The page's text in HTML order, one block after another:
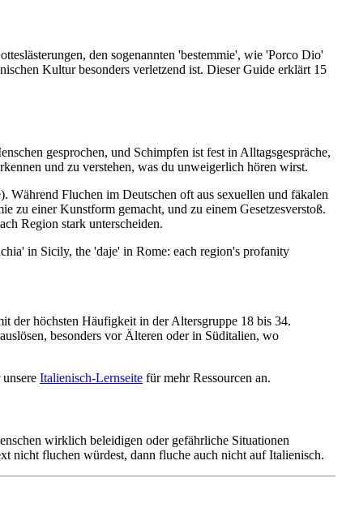
den sogenannten 'bestemmie', wie 'Porco Dio'
Kultur besonders verletzend ist. Dieser Guide erklärt 15
gesprochen, und Schimpfen ist fest in Alltagsgespräche,
und zu verstehen, was du unweigerlich hören wirst.
Während Fluchen im Deutschen oft aus sexuellen und fäkalen
zu einer Kunstform gemacht, und zu einem Gesetzesverstoß.
Region stark unterscheiden.
in Sicily, the 'daje' in Rome: each region's profanity
der höchsten Häufigkeit in der Altersgruppe 18 bis 34.
besonders vor Älteren oder in Süditalien, wo
Italienisch-Lernseite für mehr Ressourcen an.
wirklich beleidigen oder gefährliche Situationen
nicht fluchen würdest, dann fluche auch nicht auf Italienisch.